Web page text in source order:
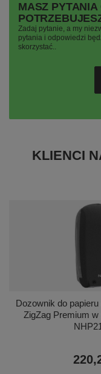
MASZ
Zadaj pytanie, a my
pytania i odpowiedzi
skorzystać..
KLIENCI
Dozownik do
ZigZag Premium